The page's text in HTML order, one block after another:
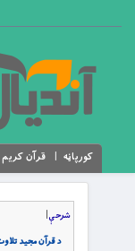
کورپاڼه قرآن کریم
شرحې|
د قرآن مجید